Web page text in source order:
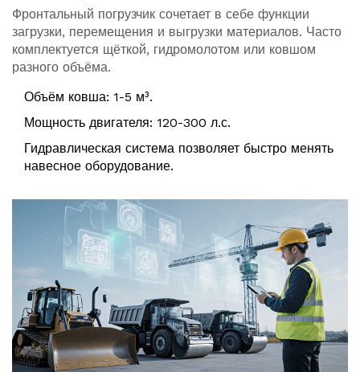
Фронтальный погрузчик сочетает в себе функции
загрузки, перемещения и выгрузки материалов. Часто
комплектуется щёткой, гидромолотом или ковшом
разного объёма.
Объём ковша: 1-5 м³.
Мощность двигателя: 120-300 л.с.
Гидравлическая система позволяет быстро менять
навесное оборудование.